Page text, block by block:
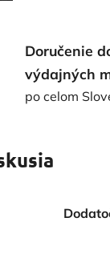
Doručenie
výdajných
po celom